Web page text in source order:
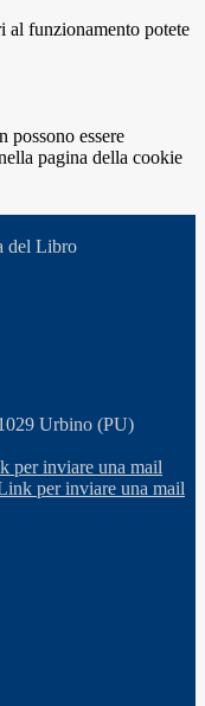
al funzionamento potete
possono essere
pagina della cookie
del Libro
Urbino (PU)
per inviare una mail
per inviare una mail